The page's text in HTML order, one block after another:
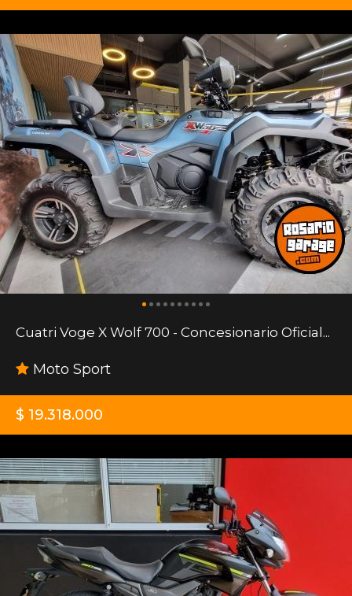
Cuatri Voge X Wolf 700 - Concesionario Oficial...
Moto Sport
$ 19.318.000